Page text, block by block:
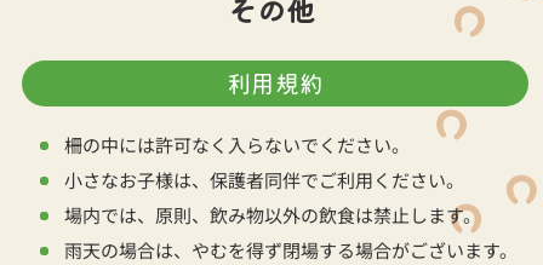
その他
利用規約
柵の中には許可なく入らないでください。
小さなお子様は、保護者同伴でご利用ください。
場内では、原則、飲み物以外の飲食は禁止します。
雨天の場合は、やむを得ず閉場する場合がございます。